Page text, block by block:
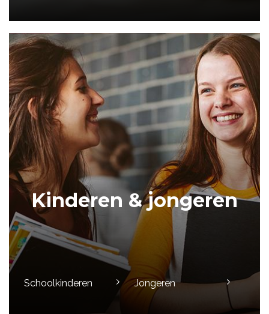
Kinderen & jongeren
Schoolkinderen Jongeren